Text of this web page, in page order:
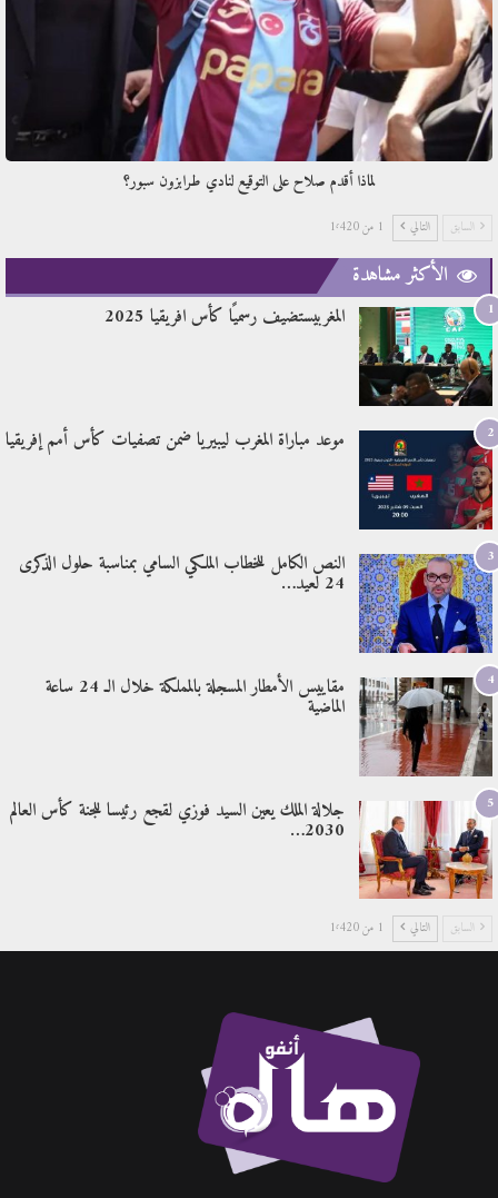
لماذا أقدم صلاح على التوقيع لنادي طرابزون سبور؟
السابق التالي 1 من 1٬420
الأكثر مشاهدة
1 المغربيستضيف رسميًا كأس افريقيا 2025
2 موعد مباراة المغرب ليبيريا ضمن تصفيات كأس أمم إفريقيا
3 النص الكامل للخطاب الملكي السامي بمناسبة حلول الذكرى
24 لعيد…
4 مقاييس الأمطار المسجلة بالمملكة خلال الـ 24 ساعة
الماضية
5 جلالة الملك يعين السيد فوزي لقجع رئيسا للجنة كأس العالم
2030…
السابق التالي 1 من 1٬420